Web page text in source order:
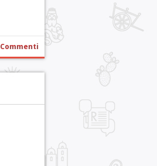
Commenti